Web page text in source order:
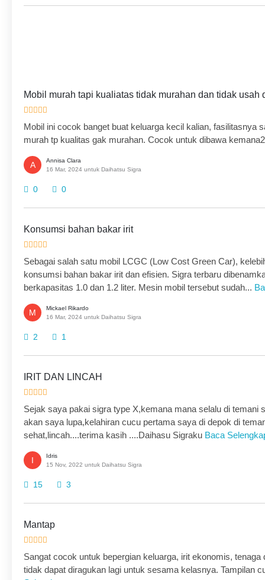
Mobil murah tapi kualiatas tidak murahan dan tidak usah
Mobil ini cocok banget buat keluarga kecil kalian, fasilitasnya
murah tp kualitas gak murahan. Cocok untuk dibawa
A
Annisa Clara
16 Mar, 2024 untuk Daihatsu Sigra
0 0
Konsumsi bahan bakar irit
Sebagai salah satu mobil LCGC (Low Cost Green Car),
konsumsi bahan bakar irit dan efisien. Sigra terbaru
berkapasitas 1.0 dan 1.2 liter. Mesin mobil tersebut sudah...
M
Mickael Rikardo
16 Mar, 2024 untuk Daihatsu Sigra
2 1
IRIT DAN LINCAH
Sejak saya pakai sigra type X,kemana mana selalu di temani
akan saya lupa,kelahiran cucu pertama saya di depok di
sehat,lincah....terima kasih ....Daihasu Sigraku Baca
I
Idris
15 Nov, 2022 untuk Daihatsu Sigra
15 3
Mantap
Sangat cocok untuk bepergian keluarga, irit ekonomis,
tidak dapat diragukan lagi untuk sesama kelasnya. Tampilan